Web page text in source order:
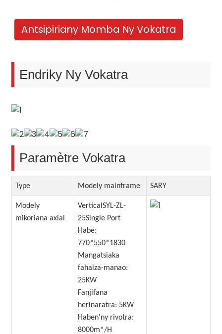
Antsipiriany Momba Ny Vokatra
Endriky Ny Vokatra
Paramètre Vokatra
Type Modely mainframe SARY
Modely
mikoriana axial
VerticalSYL-ZL-
25Single Port
Habe:
770*550*1830
Mangatsiaka
fahaiza-manao:
25KW
Fanjifana
herinaratra: 5KW
Haben'ny rivotra:
8000m*/H